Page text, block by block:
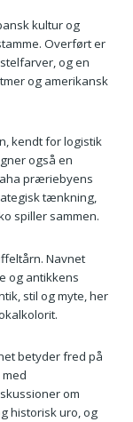
kultur og
Overført er
og en
og amerikansk
kendt for logistik
også en
præriebyens
tænkning,
spiller sammen.
Navnet
og antikkens
stil og myte, her
betyder fred på
om
historisk uro, og